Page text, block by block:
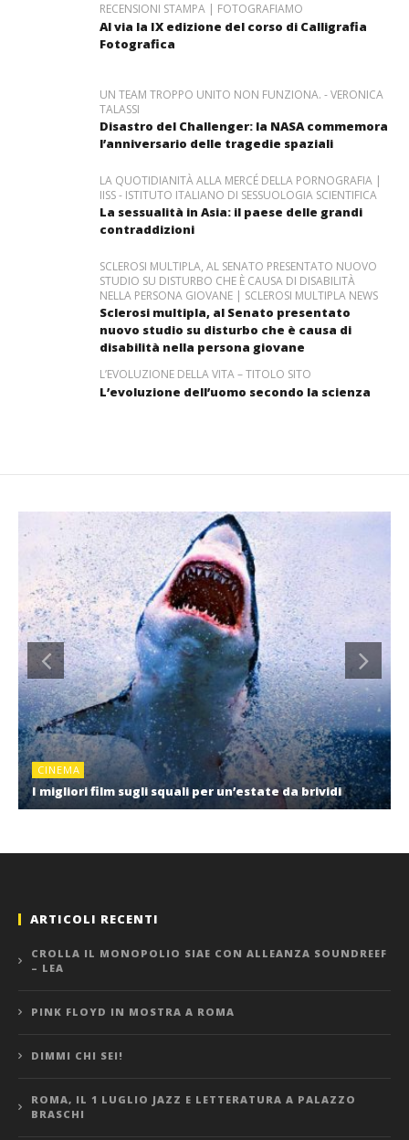
RECENSIONI STAMPA | FOTOGRAFIAMO
Al via la IX edizione del corso di Calligrafia
Fotografica
UN TEAM TROPPO UNITO NON FUNZIONA. - VERONICA
TALASSI
Disastro del Challenger: la NASA commemora
l’anniversario delle tragedie spaziali
LA QUOTIDIANITÀ ALLA MERCÉ DELLA PORNOGRAFIA |
IISS - ISTITUTO ITALIANO DI SESSUOLOGIA SCIENTIFICA
La sessualità in Asia: il paese delle grandi
contraddizioni
SCLEROSI MULTIPLA, AL SENATO PRESENTATO NUOVO
STUDIO SU DISTURBO CHE È CAUSA DI DISABILITÀ
NELLA PERSONA GIOVANE | SCLEROSI MULTIPLA NEWS
Sclerosi multipla, al Senato presentato
nuovo studio su disturbo che è causa di
disabilità nella persona giovane
L’EVOLUZIONE DELLA VITA – TITOLO SITO
L’evoluzione dell’uomo secondo la scienza
CINEMA
I migliori film sugli squali per un’estate da brividi
ARTICOLI RECENTI
CROLLA IL MONOPOLIO SIAE CON ALLEANZA SOUNDREEF
– LEA
PINK FLOYD IN MOSTRA A ROMA
DIMMI CHI SEI!
ROMA, IL 1 LUGLIO JAZZ E LETTERATURA A PALAZZO
BRASCHI